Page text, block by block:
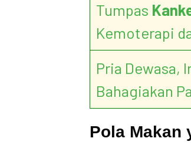
Tumpas
Kemoterapi
Pria Dewasa,
Bahagiakan
Pola Makan